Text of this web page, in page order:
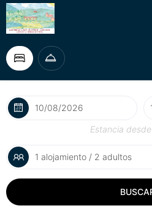
Estancia desde
1 alojamiento / 2 adultos